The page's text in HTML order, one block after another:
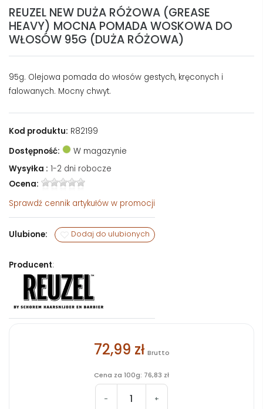
REUZEL NEW DUŻA RÓŻOWA (GREASE
HEAVY) MOCNA POMADA WOSKOWA DO
WŁOSÓW 95G (DUŻA RÓŻOWA)
95g. Olejowa pomada do włosów gestych, kręconych i
falowanych. Mocny chwyt.
Kod produktu: R82199
Dostępność:
W magazynie
Wysyłka : 1-2 dni robocze
Ocena:
Sprawdź cennik artykułów w promocji
Ulubione: Dodaj do ulubionych
Producent:
72,99 zł Brutto
Cena za 100g: 76,83 zł
- +